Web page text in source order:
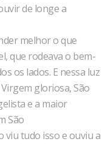
de longe a
melhor o que
que rodeava o bem-
os lados. E nessa luz
gloriosa, São
e a maior
São
tudo isso e ouviu a